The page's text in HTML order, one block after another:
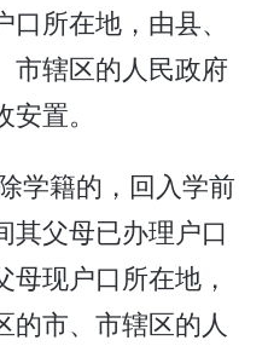
所在地，由县、
市辖区的人民政府
置。
学籍的，回入学前
其父母已办理户口
现户口所在地，
的市、市辖区的人